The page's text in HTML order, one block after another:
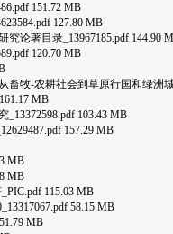
151.72 MB
127.80 MB
论著目录_13967185.pdf 144.90
120.70 MB
牧-农耕社会到草原行国和绿洲
MB
103.43 MB
157.29 MB
MB
MB
115.03 MB
58.15 MB
MB